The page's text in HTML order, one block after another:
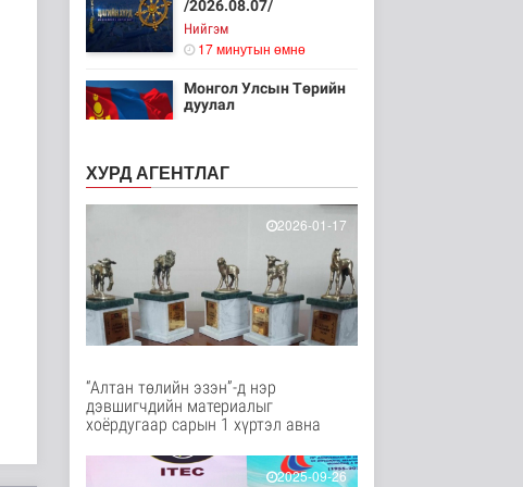
/2026.08.07/
Нийгэм
17 минутын өмнө
Монгол Улсын Төрийн
дуулал
борлуулсан 2 зөрчлийг
илрүүлэн ш..
Нийгэм
16 цаг 22 минутын өмнө
Анхаарал сэрэмжээ
нэмэгдүүлж, аюулгүй
байдлаа ха..
17 цаг 32 минутын өмнө
Нийгмийн даатгалын
тэрбум тө..
ХУРД АГЕНТЛАГ
2026-01-17
“Алтан төлийн эзэн”-д нэр
дэвшигчдийн материалыг
хоёрдугаар сарын 1 хүртэл авна
2025-09-26